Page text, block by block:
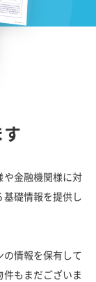
金融機関様に対
礎情報を提供し
情報を保有して
もまだございま